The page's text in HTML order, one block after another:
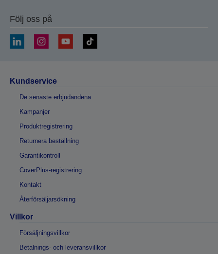
Följ oss på
Kundservice
De senaste erbjudandena
Kampanjer
Produktregistrering
Returnera beställning
Garantikontroll
CoverPlus-registrering
Kontakt
Återförsäljarsökning
Villkor
Försäljningsvillkor
Betalnings- och leveransvillkor